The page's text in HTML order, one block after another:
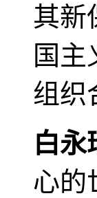
其新
国
组织
白永
心的